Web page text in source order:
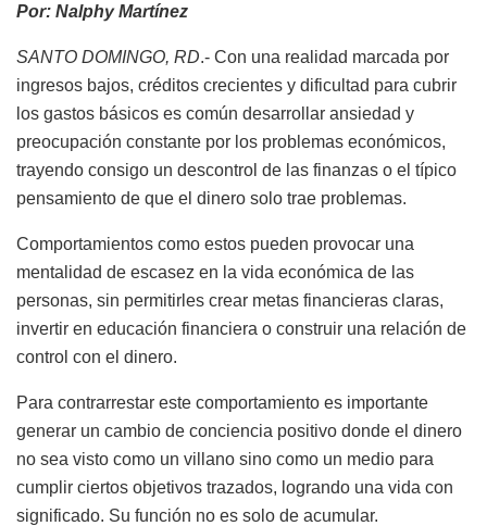
Por: Nalphy Martínez
SANTO DOMINGO, RD.- Con una realidad marcada por
ingresos bajos, créditos crecientes y dificultad para cubrir
los gastos básicos es común desarrollar ansiedad y
preocupación constante por los problemas económicos,
trayendo consigo un descontrol de las finanzas o el típico
pensamiento de que el dinero solo trae problemas.
Comportamientos como estos pueden provocar una
mentalidad de escasez en la vida económica de las
personas, sin permitirles crear metas financieras claras,
invertir en educación financiera o construir una relación de
control con el dinero.
Para contrarrestar este comportamiento es importante
generar un cambio de conciencia positivo donde el dinero
no sea visto como un villano sino como un medio para
cumplir ciertos objetivos trazados, logrando una vida con
significado. Su función no es solo de acumular.